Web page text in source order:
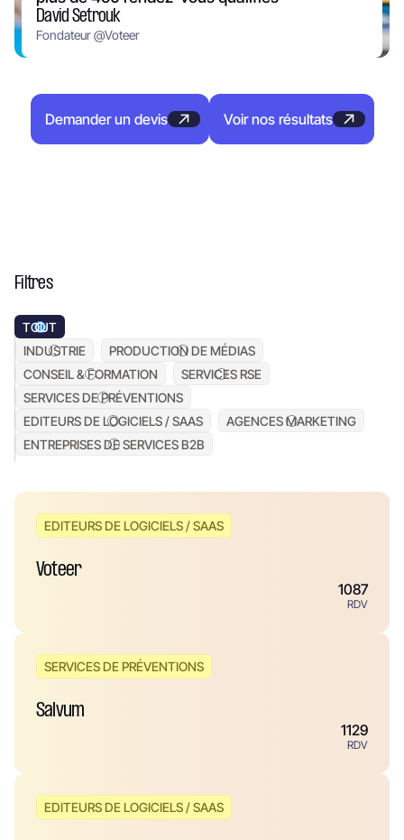
David Setrouk
Fondateur@Voteer
Demander un devis Voir nos résultats
Filtres
TOUT
INDUSTRIE
PRODUCTION DE MÉDIAS
CONSEIL & FORMATION
SERVICES RSE
SERVICES DE PRÉVENTIONS
EDITEURS DE LOGICIELS / SAAS
AGENCES MARKETING
ENTREPRISES DE SERVICES B2B
EDITEURS DE LOGICIELS / SAAS
Voteer
1087
RDV
SERVICES DE PRÉVENTIONS
Salvum
1129
RDV
EDITEURS DE LOGICIELS / SAAS